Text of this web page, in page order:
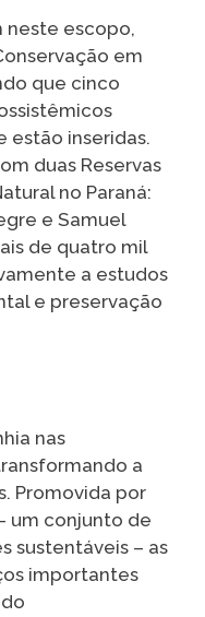
neste escopo,
em
que cinco
estão inseridas.
duas Reservas
no Paraná:
e Samuel
de quatro mil
a estudos
e preservação
nas
a
Promovida por
um conjunto de
sustentáveis – as
importantes